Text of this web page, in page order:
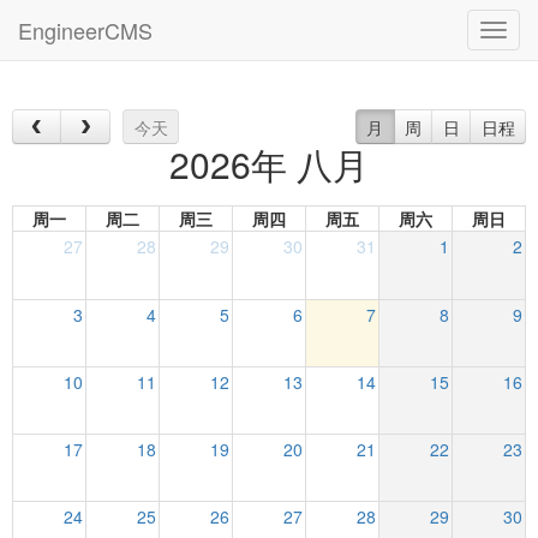
3xxx
EngineerCMS
今天 月 周 日 日程
2026年 八月
周一 周二 周三 周四 周五 周六
周日
27
28 29 30 31 1 2
3 4 5 6 7 8 9
10 11 12 13 14 15 16
17 18 19 20 21 22 23
24 25 26 27 28 29 30